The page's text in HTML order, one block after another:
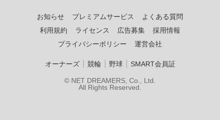
お知らせ プレミアムサービス
よくある質問
利用規約
ライセンス 広告募集
採用情報
プライバシーポリシー
運営会社
オーナーズ｜ 競輪 野球｜ SMART会員証
© NET DREAMERS, Co., Ltd.
All Rights Reserved.